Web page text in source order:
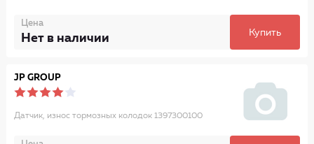
Цена
Нет в наличии Купить
JP GROUP
Датчик, износ тормозных колодок 1397300100